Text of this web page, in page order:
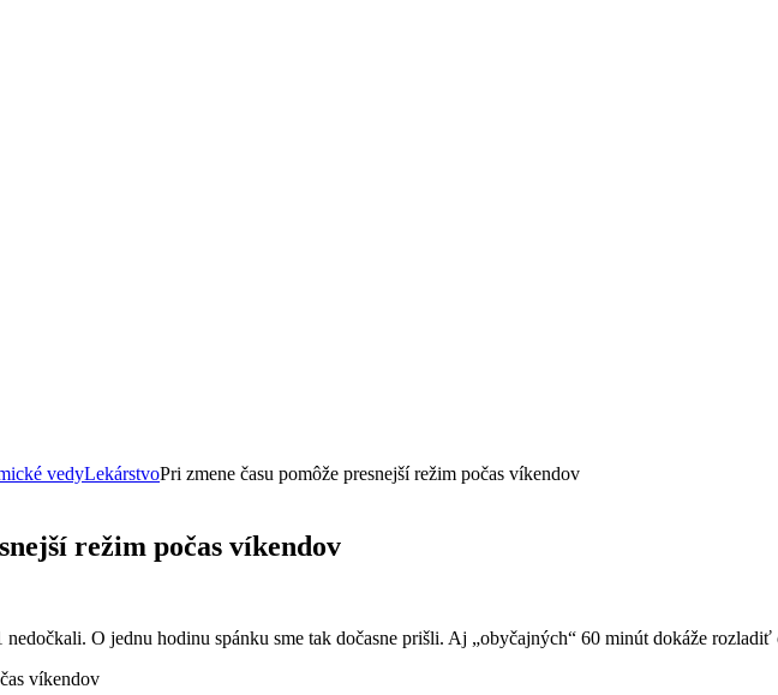
vedyLekárstvoPri zmene času pomôže presnejší režim počas víkendov
režim počas víkendov
O jednu hodinu spánku sme tak dočasne prišli. Aj „obyčajných“ 60 minút dokáže rozladiť